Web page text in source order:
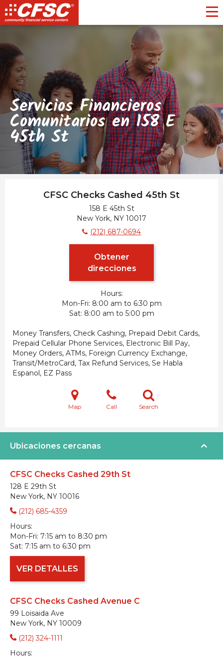
Servicios Financieros
Comunitarios en 158 E
45th St
CFSC Checks Cashed 45th St
158 E 45th St
New York, NY 10017
(212) 687-0694
Obtener
direcciones
Hours:
Mon-Fri 8:00 am to 6:30 pm
Sat 8:00 am to 5:00 pm
Money Transfers, Check Cashing, Prepaid Debit Cards,
Prepaid Cellular Phone Services, Electronic Bill Pay,
Money Orders, ATMs, Foreign Currency Exchange,
Transit/MetroCard, Tax Refund Services, Se Habla
Espanol, EZ Pass
Map Call Search
Ubicaciones cercanas
CFSC Checks Cashed 29th St
128 E 29th St
New York, NY 10016
(212) 685-4359
Hours:
Mon-Fri: 7:15 am to 8:30 pm
Sat: 7:15 am to 6:30 pm
VER DETALLES
CFSC Checks Cashed Avenue C
99 Loisaida Ave
New York, NY 10009
(212) 324-1111
Hours: